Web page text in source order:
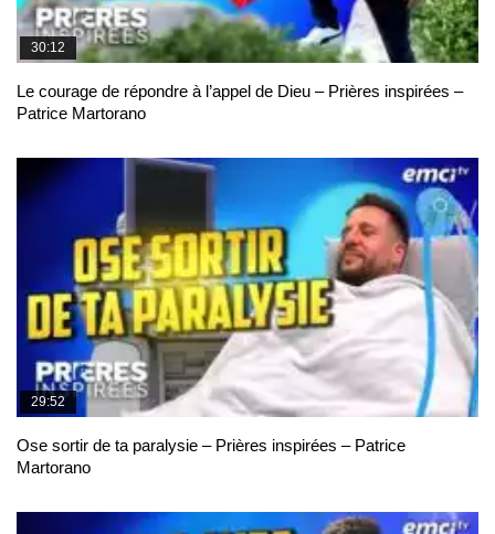
30:12
Le courage de répondre à l’appel de Dieu – Prières inspirées –
Patrice Martorano
29:52
Ose sortir de ta paralysie – Prières inspirées – Patrice
Martorano